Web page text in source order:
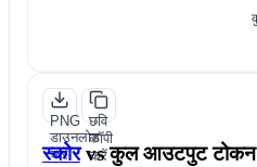
PNG
डाउनलोड
करें
छवि
कॉपी
करें
स्कोर vsकुल आउटपुट टोकन